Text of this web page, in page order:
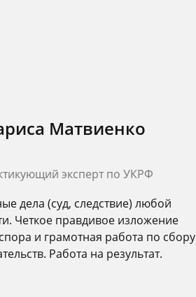
Матвиенко
эксперт по УКРФ
дела (суд, следствие) любой
Четкое правдивое изложение
и грамотная работа по сбору
Работа на результат.